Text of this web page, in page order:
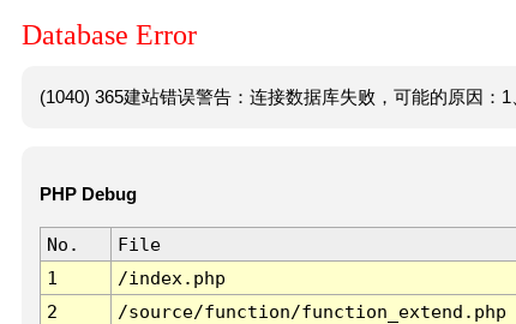
Database Error
(1040) 365建站错误警告：连接数据库失败，可能的原因：
PHP Debug
No. File
1
/index.php
2
/source/function/function_extend.php